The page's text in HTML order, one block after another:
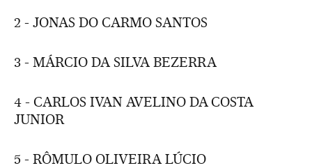
2 - JONAS DO CARMO SANTOS
3 - MÁRCIO DA SILVA BEZERRA
4 - CARLOS IVAN AVELINO DA COSTA
JUNIOR
5 - RÔMULO OLIVEIRA LÚCIO